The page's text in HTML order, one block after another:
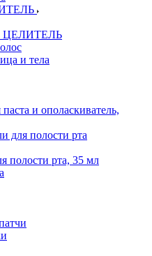
и тела
паста и ополаскиватель,
для полости рта
полости рта, 35 мл